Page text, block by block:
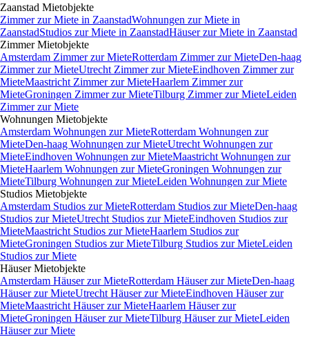
Zaanstad Mietobjekte
Zimmer zur Miete in ZaanstadWohnungen zur Miete in
ZaanstadStudios zur Miete in ZaanstadHäuser zur Miete in Zaanstad
Zimmer Mietobjekte
Amsterdam Zimmer zur MieteRotterdam Zimmer zur MieteDen-haag
Zimmer zur MieteUtrecht Zimmer zur MieteEindhoven Zimmer zur
MieteMaastricht Zimmer zur MieteHaarlem Zimmer zur
MieteGroningen Zimmer zur MieteTilburg Zimmer zur MieteLeiden
Zimmer zur Miete
Wohnungen Mietobjekte
Amsterdam Wohnungen zur MieteRotterdam Wohnungen zur
MieteDen-haag Wohnungen zur MieteUtrecht Wohnungen zur
MieteEindhoven Wohnungen zur MieteMaastricht Wohnungen zur
MieteHaarlem Wohnungen zur MieteGroningen Wohnungen zur
MieteTilburg Wohnungen zur MieteLeiden Wohnungen zur Miete
Studios Mietobjekte
Amsterdam Studios zur MieteRotterdam Studios zur MieteDen-haag
Studios zur MieteUtrecht Studios zur MieteEindhoven Studios zur
MieteMaastricht Studios zur MieteHaarlem Studios zur
MieteGroningen Studios zur MieteTilburg Studios zur MieteLeiden
Studios zur Miete
Häuser Mietobjekte
Amsterdam Häuser zur MieteRotterdam Häuser zur MieteDen-haag
Häuser zur MieteUtrecht Häuser zur MieteEindhoven Häuser zur
MieteMaastricht Häuser zur MieteHaarlem Häuser zur
MieteGroningen Häuser zur MieteTilburg Häuser zur MieteLeiden
Häuser zur Miete